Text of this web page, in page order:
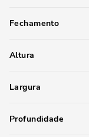
Fechamento
Altura
Largura
Profundidade